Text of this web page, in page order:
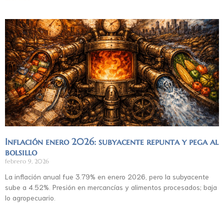
Inflación enero 2026: subyacente repunta y pega al
bolsillo
febrero 9, 2026
La inflación anual fue 3.79% en enero 2026, pero la subyacente
sube a 4.52%. Presión en mercancías y alimentos procesados; baja
lo agropecuario.